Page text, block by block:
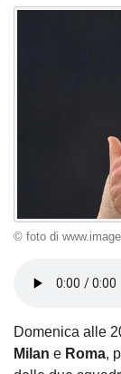
© foto di
Domenica alle
Milan e Roma,